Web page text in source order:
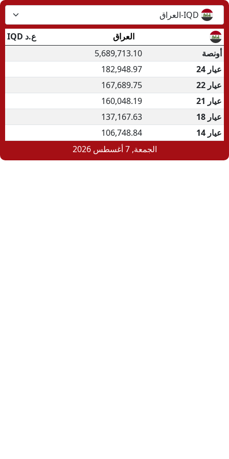
IQD-العراق
العراق
IQD ع.د
أونصة
5,689,713.10
عيار 24
182,948.97
عيار 22
167,689.75
عيار 21
160,048.19
عيار 18
137,167.63
عيار 14
106,748.84
الجمعة, 7 أغسطس 2026